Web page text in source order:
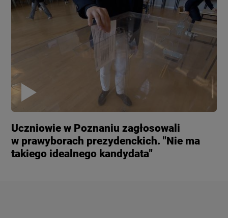
Uczniowie w Poznaniu zagłosowali
w prawyborach prezydenckich. "Nie ma
takiego idealnego kandydata"